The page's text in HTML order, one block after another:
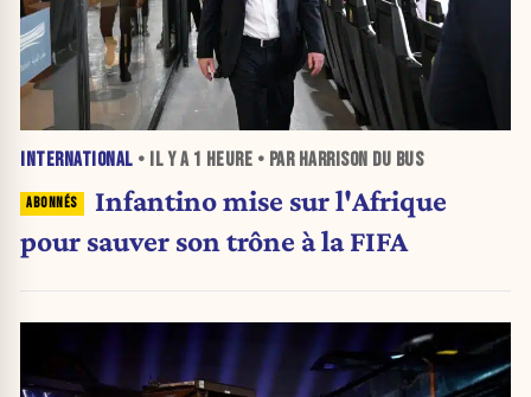
INTERNATIONAL • IL Y A 1 HEURE • PAR HARRISON DU BUS
Infantino mise sur l'Afrique
pour sauver son trône à la FIFA